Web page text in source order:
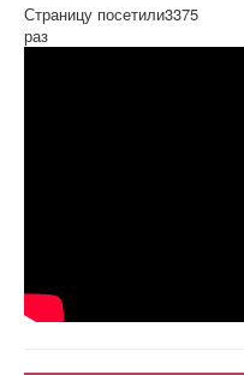
Страницу посетили3375
раз